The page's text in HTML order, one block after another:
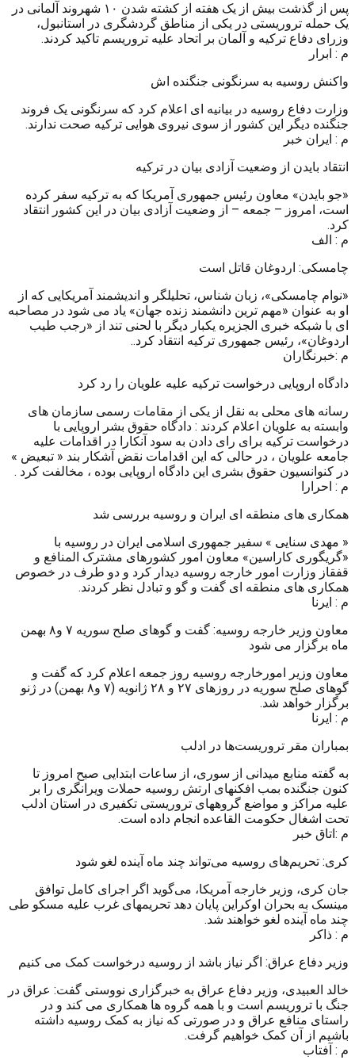
پس از گذشت بیش از یک هفته از کشته شدن ۱۰ شهروند آلمانی در
یک حمله تروریستی در یکی از مناطق گردشگری در استانبول،
وزرای دفاع ترکیه و آلمان بر اتحاد علیه تروریسم تاکید کردند.
م : ابرار
واکنش روسیه به سرنگونی جنگنده اش
وزارت دفاع روسیه در بیانیه ای اعلام کرد که سرنگونی یک فروند
جنگنده دیگر این کشور از سوی نیروی هوایی ترکیه صحت ندارند.
م : ایران خبر
انتقاد بایدن از وضعیت آزادی بیان در ترکیه
«جو بایدن» معاون رئیس جمهوری آمریکا که به ترکیه سفر کرده
است، امروز – جمعه – از وضعیت آزادی بیان در این کشور انتقاد
کرد.
م : الف
چامسکی: اردوغان قاتل است
«نوام چامسکی»، زبان شناس، تحلیلگر و اندیشمند آمریکایی که از
او به عنوان «مهم ترین دانشمند زنده جهان» یاد می شود در مصاحبه
ای با شبکه خبری الجزیره یکبار دیگر با لحنی تند از «رجب طیب
اردوغان»، رئیس جمهوری ترکیه انتقاد کرد..
م :خبرنگاران
دادگاه اروپایی درخواست ترکیه علیه علویان را رد کرد
رسانه های محلی به نقل از یکی از مقامات رسمی سازمان های
وابسته به علویان اعلام کردند : دادگاه حقوق بشر اروپایی با
درخواست ترکیه برای رای دادن به سود آنکارا در اقدامات علیه
جامعه علویان ، در حالی که این اقدامات نقض آشکار بند « تبعیض »
در کنوانسیون حقوق بشری این دادگاه اروپایی بوده ، مخالفت کرد .
م : احرارا
همکاری های منطقه ای ایران و روسیه بررسی شد
« مهدی سنایی » سفیر جمهوری اسلامی ایران در روسیه با
«گریگوری کاراسین» معاون امور کشورهای مشترک المنافع و
قفقاز وزارت امور خارجه روسیه دیدار کرد و دو طرف در خصوص
همکاری های منطقه ای گفت و گو و تبادل نظر کردند.
م : ایرنا
معاون وزیر خارجه روسیه: گفت و گوهای صلح سوریه ۷ و۸ بهمن
ماه برگزار می شود
معاون وزیر امورخارجه روسیه روز جمعه اعلام کرد که گفت و
گوهای صلح سوریه در روزهای ۲۷ و ۲۸ ژانویه (۷ و۸ بهمن) در ژنو
برگزار خواهد شد.
م : ایرنا
بمباران مقر تروریست‌ها در ادلب
به گفته منابع میدانی از سوری، از ساعات ابتدایی صبح امروز تا
کنون جنگنده بمب افکنهای ارتش روسیه حملات ویرانگری را بر
علیه مراکز و مواضع گروههای تروریستی تکفیری در استان ادلب
تحت اشغال حکومت القاعده انجام داده است.
م :اتاق خبر
کری: تحریم‌های روسیه می‌تواند چند ماه آینده لغو شود
جان کری، وزیر خارجه آمریکا، می‌گوید اگر اجرای کامل توافق
مینسک به بحران اوکراین پایان دهد تحریمهای غرب علیه مسکو طی
چند ماه آینده لغو خواهند شد.
م : ذاکر
وزیر دفاع عراق: اگر نیاز باشد از روسیه درخواست کمک می کنیم
خالد العبیدی، وزیر دفاع عراق به خبرگزاری نووستی گفت: عراق در
جنگ با تروریسم است و با همه گروه ها همکاری می کند و در
راستای منافع عراق و در صورتی که نیاز به کمک روسیه داشته
باشیم از آن کمک خواهیم گرفت.
م : آفتاب